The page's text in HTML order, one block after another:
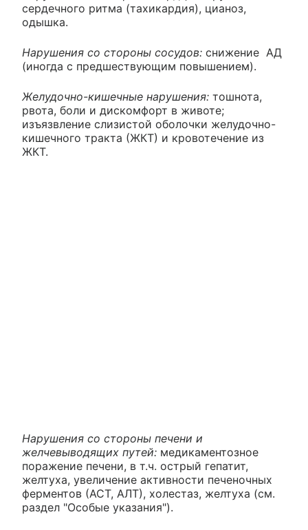
сердечного ритма (тахикардия), цианоз,
одышка.
Нарушения со стороны сосудов: снижение АД
(иногда с предшествующим повышением).
Желудочно-кишечные нарушения: тошнота,
рвота, боли и дискомфорт в животе;
изъязвление слизистой оболочки желудочно-
кишечного тракта (ЖКТ) и кровотечение из
ЖКТ.
Нарушения со стороны печени и
желчевыводящих путей: медикаментозное
поражение печени, в т.ч. острый гепатит,
желтуха, увеличение активности печеночных
ферментов (АСТ, АЛТ), холестаз, желтуха (см.
раздел "Особые указания").